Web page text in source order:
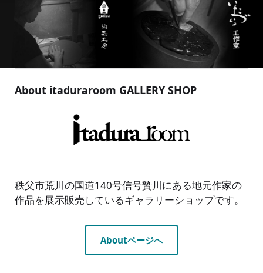
About itaduraroom GALLERY SHOP
秩父市荒川の国道140号信号贄川にある地元作家の
作品を展示販売しているギャラリーショップです。
Aboutページへ